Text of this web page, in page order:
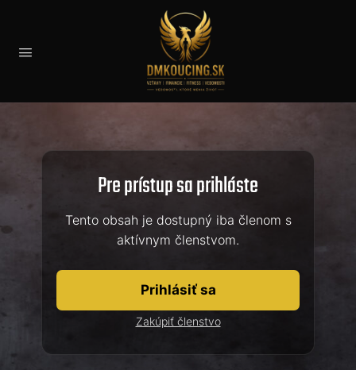
Pre prístup sa prihláste
Tento obsah je dostupný iba členom s
aktívnym členstvom.
Prihlásiť sa
Zakúpiť členstvo